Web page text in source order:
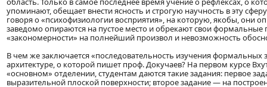
упоминают, обещает внести ясность и строгую научность в эту
говоря о «психофизиологии восприятия», на которую, якобы, они
заведомо опираются на пустое место и обрекают свои формальные
«закономерности» на полнейший произвол и невозможность
В чем же заключается «последовательность изучения формальных
архитектуре, о которой пишет проф. Докучаев? На первом курсе
«основном» отделении, студентам даются такие задания: первое
выразительной плоской поверхности; второе задание — на